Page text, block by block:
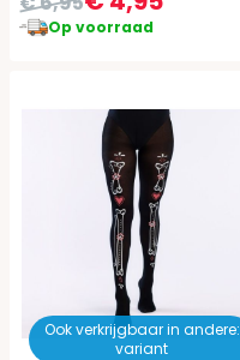
Op voorraad
Ook verkrijgbaar in andere:
variant